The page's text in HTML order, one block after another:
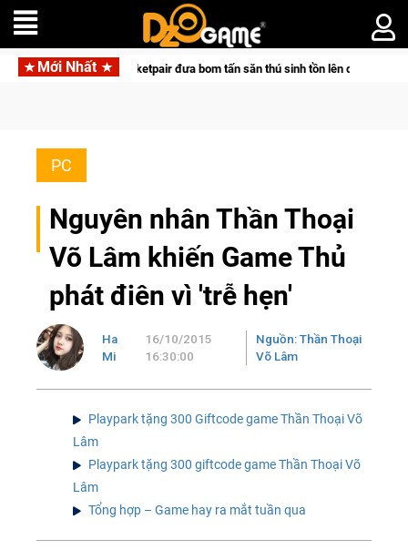
Mới Nhất
cùng Pocketpair đưa bom tấn săn thú sinh tồn lên di động với tên gọi
PC
Nguyên nhân Thần Thoại
Võ Lâm khiến Game Thủ
phát điên vì 'trễ hẹn'
Ha
Mi
16/10/2015
16:30:00
Nguồn: Thần Thoại
Võ Lâm
Playpark tặng 300 Giftcode game Thần Thoại Võ
Lâm
Playpark tặng 300 giftcode game Thần Thoại Võ
Lâm
Tổng hợp – Game hay ra mắt tuần qua